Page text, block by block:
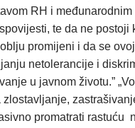
RH i
te da ne
promijeni i da se
netolerancije i
u javnom životu.”
promatrati